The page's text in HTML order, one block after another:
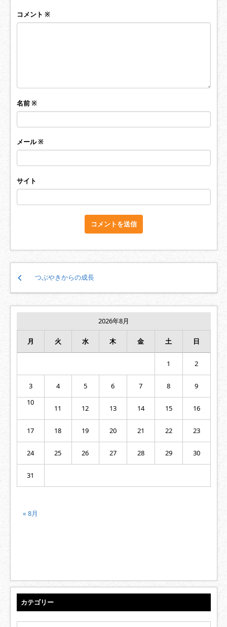
コメント ※
名前※
メール※
サイト
ナ
ゲ
つぶやきからの成長
2026年8月
月 火 水 木 金 土 日
1 2
3 4 5 6 7 8
9
10
11 12 13 14 15 16
17 18 19 20 21 22 23
24 25 26 27 28 29 30
31
« 8月
カテゴリー